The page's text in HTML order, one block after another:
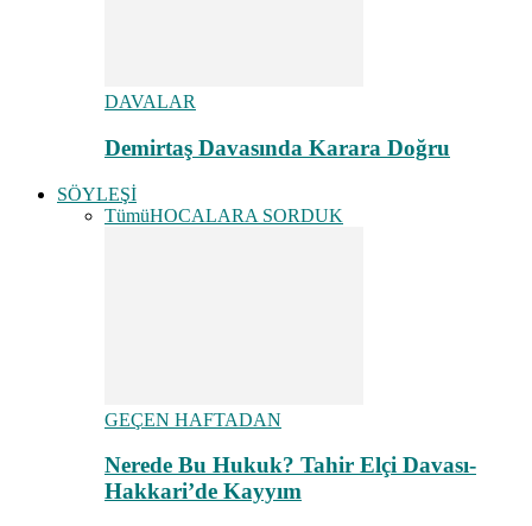
DAVALAR
Demirtaş Davasında Karara Doğru
SÖYLEŞİ
TümüHOCALARA SORDUK
GEÇEN HAFTADAN
Nerede Bu Hukuk? Tahir Elçi Davası-
Hakkari’de Kayyım